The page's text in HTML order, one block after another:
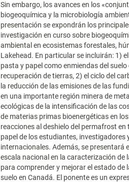
Sin embargo, los avances en los
biogeoquímica y la microbiología
presentación se expondrán los
investigación en curso sobre
ambiental en ecosistemas forestales,
Lakehead. En particular se incluirán: 1)
pasta y papel como enmiendas del
recuperación de tierras, 2) el ciclo del
la reducción de las emisiones de las
en una importante región minera de
ecológicas de la intensificación de las
de materias primas bioenergéticas en
reacciones al deshielo del permafrost
papel de los estudiantes, investigadores
internacionales. Además, se presentará
escala nacional en la caracterización de
para comprender y mejorar el estado de
suelo en Canadá. El ponente es un